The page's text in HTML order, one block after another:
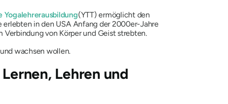
Yogalehrerausbildung(YTT) ermöglicht den
erlebten in den USA Anfang der 2000er-Jahre
von Körper und Geist strebten.
wachsen wollen.
Lehren und